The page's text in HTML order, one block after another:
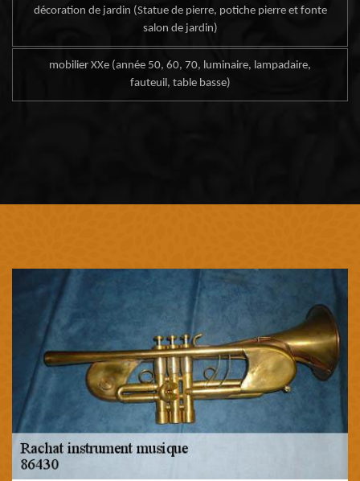
décoration de jardin (Statue de pierre, potiche pierre et fonte
salon de jardin)
mobilier XXe (année 50, 60, 70, luminaire, lampadaire,
fauteuil, table basse)